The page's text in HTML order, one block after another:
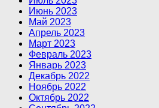
Июнь 2023
Май 2023
Апрель 2023
Март 2023
Февраль 2023
Январь 2023
Декабрь 2022
Ноябрь 2022
Октябрь 2022